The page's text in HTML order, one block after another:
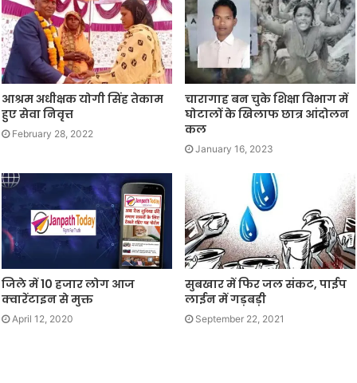
आश्रम अधीक्षक योगी सिंह तेकाम
हुए सेवा निवृत्त
February 28, 2022
चारागाह बन चुके शिक्षा विभाग में
घोटालों के खिलाफ छात्र आंदोलन
कल
January 16, 2023
जिले में 10 हजार लोग आज
क्वारेंटाइन से मुक्त
April 12, 2020
सुबखार में फिर जल संकट, पाईप
लाईन में गड़बड़ी
September 22, 2021